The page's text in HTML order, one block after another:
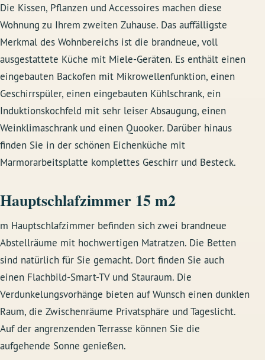
Die Kissen, Pflanzen und Accessoires machen diese
Wohnung zu Ihrem zweiten Zuhause. Das auffälligste
Merkmal des Wohnbereichs ist die brandneue, voll
ausgestattete Küche mit Miele-Geräten. Es enthält einen
eingebauten Backofen mit Mikrowellenfunktion, einen
Geschirrspüler, einen eingebauten Kühlschrank, ein
Induktionskochfeld mit sehr leiser Absaugung, einen
Weinklimaschrank und einen Quooker. Darüber hinaus
finden Sie in der schönen Eichenküche mit
Marmorarbeitsplatte komplettes Geschirr und Besteck.
Hauptschlafzimmer 15 m2
m Hauptschlafzimmer befinden sich zwei brandneue
Abstellräume mit hochwertigen Matratzen. Die Betten
sind natürlich für Sie gemacht. Dort finden Sie auch
einen Flachbild-Smart-TV und Stauraum. Die
Verdunkelungsvorhänge bieten auf Wunsch einen dunklen
Raum, die Zwischenräume Privatsphäre und Tageslicht.
Auf der angrenzenden Terrasse können Sie die
aufgehende Sonne genießen.